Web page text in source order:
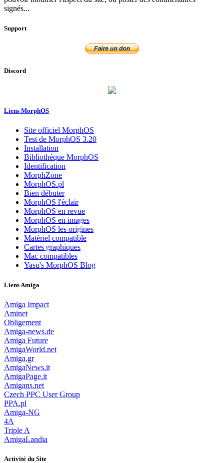
signés...
Support
Discord
Liens MorphOS
Site officiel MorphOS
Test de MorphOS 3.20
Installation
Bibliothèque MorphOS
Identification
MorphZone
MorphOS.pl
Bien débuter
MorphOS l'éclair
MorphOS en revue
MorphOS en images
MorphOS les origines
Matériel compatible
Cartes graphiques
Mac compatibles
Yasu's MorphOS Blog
Liens Amiga
Amiga Impact
Aminet
Obligement
Amiga-news.de
Amiga Future
AmigaWorld.net
Amiga.gr
AmigaNews.it
AmigaPage.it
Amigans.net
Czech PPC User Group
PPA.pl
Amiga-NG
4A
Triple A
AmigaLandia
Activité du Site